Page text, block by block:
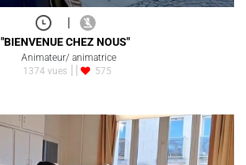
|
"BIENVENUE CHEZ NOUS"
Animateur/ animatrice
1374 vues
575